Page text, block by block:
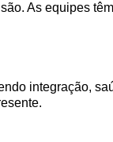
As equipes
integração,